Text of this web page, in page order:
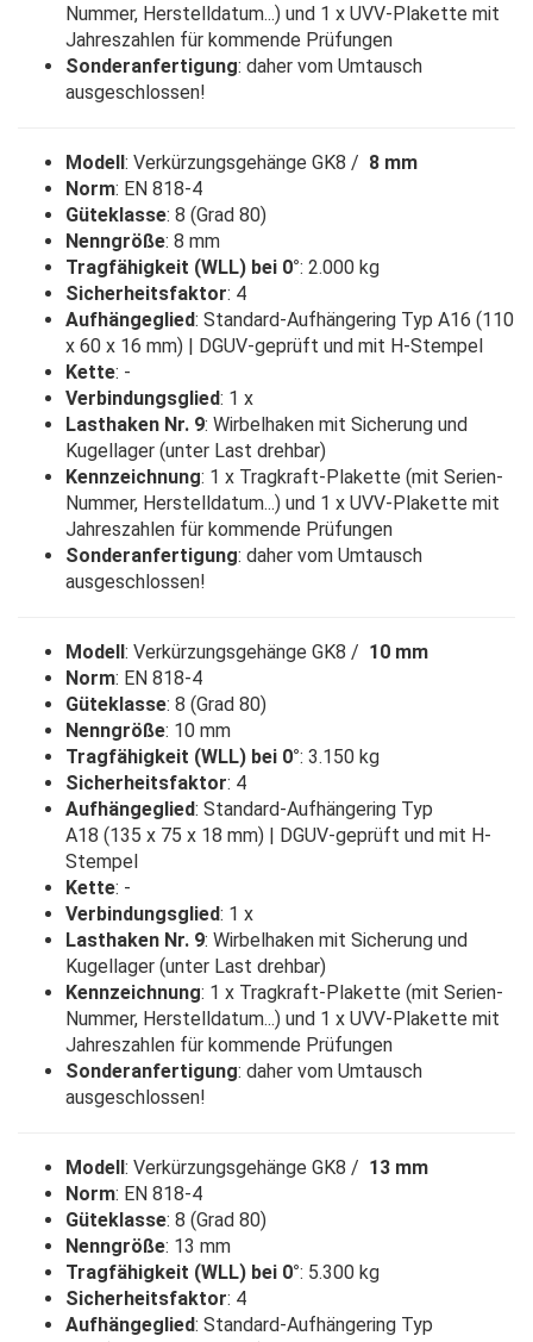
Nummer, Herstelldatum...) und 1 x UVV-Plakette mit
Jahreszahlen für kommende Prüfungen
Sonderanfertigung: daher vom Umtausch
ausgeschlossen!
Modell: Verkürzungsgehänge GK8 / 8 mm
Norm: EN 818-4
Güteklasse: 8 (Grad 80)
Nenngröße: 8 mm
Tragfähigkeit (WLL) bei 0°: 2.000 kg
Sicherheitsfaktor: 4
Aufhängeglied: Standard-Aufhängering Typ A16 (110
x 60 x 16 mm) | DGUV-geprüft und mit H-Stempel
Kette: -
Verbindungsglied: 1 x
Lasthaken Nr. 9: Wirbelhaken mit Sicherung und
Kugellager (unter Last drehbar)
Kennzeichnung: 1 x Tragkraft-Plakette (mit Serien-
Nummer, Herstelldatum...) und 1 x UVV-Plakette mit
Jahreszahlen für kommende Prüfungen
Sonderanfertigung: daher vom Umtausch
ausgeschlossen!
Modell: Verkürzungsgehänge GK8 / 10 mm
Norm: EN 818-4
Güteklasse: 8 (Grad 80)
Nenngröße: 10 mm
Tragfähigkeit (WLL) bei 0°: 3.150 kg
Sicherheitsfaktor: 4
Aufhängeglied: Standard-Aufhängering Typ
A18 (135 x 75 x 18 mm) | DGUV-geprüft und mit H-
Stempel
Kette: -
Verbindungsglied: 1 x
Lasthaken Nr. 9: Wirbelhaken mit Sicherung und
Kugellager (unter Last drehbar)
Kennzeichnung: 1 x Tragkraft-Plakette (mit Serien-
Nummer, Herstelldatum...) und 1 x UVV-Plakette mit
Jahreszahlen für kommende Prüfungen
Sonderanfertigung: daher vom Umtausch
ausgeschlossen!
Modell: Verkürzungsgehänge GK8 / 13 mm
Norm: EN 818-4
Güteklasse: 8 (Grad 80)
Nenngröße: 13 mm
Tragfähigkeit (WLL) bei 0°: 5.300 kg
Sicherheitsfaktor: 4
Aufhängeglied: Standard-Aufhängering Typ